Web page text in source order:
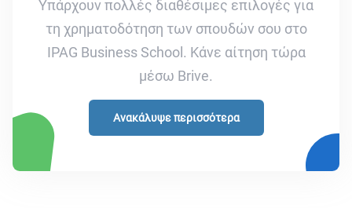
Υπάρχουν πολλές διαθέσιμες επιλογές για
τη χρηματοδότηση των σπουδών σου στο
IPAG Business School. Κάνε αίτηση τώρα
μέσω Brive.
Ανακάλυψε περισσότερα